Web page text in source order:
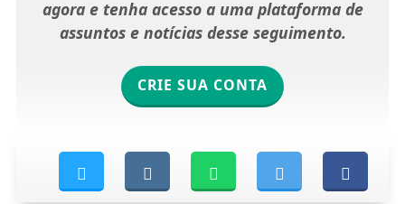
agora e tenha acesso a uma plataforma de
assuntos e notícias desse seguimento.
CRIE SUA CONTA